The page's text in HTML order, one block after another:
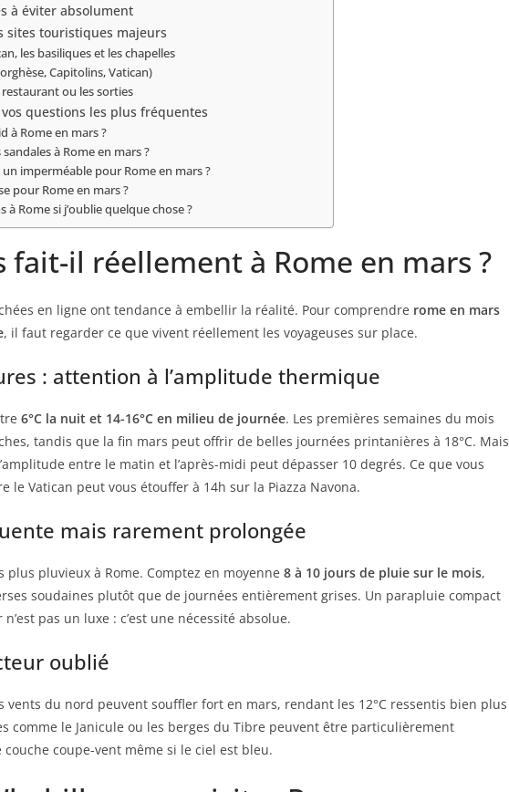
à éviter absolument
sites touristiques majeurs
les basiliques et les chapelles
Capitolins, Vatican)
ou les sorties
vos questions les plus fréquentes
à Rome en mars ?
à Rome en mars ?
imperméable pour Rome en mars ?
pour Rome en mars ?
à Rome si j’oublie quelque chose ?
fait-il réellement à Rome en mars ?
en ligne ont tendance à embellir la réalité. Pour comprendre rome en mars
, il faut regarder ce que vivent réellement les voyageuses sur place.
: attention à l’amplitude thermique
6°C la nuit et 14-16°C en milieu de journée. Les premières semaines du mois
tandis que la fin mars peut offrir de belles journées printanières à 18°C. Mais
entre le matin et l’après-midi peut dépasser 10 degrés. Ce que vous
le Vatican peut vous étouffer à 14h sur la Piazza Navona.
mais rarement prolongée
plus pluvieux à Rome. Comptez en moyenne 8 à 10 jours de pluie sur le mois,
soudaines plutôt que de journées entièrement grises. Un parapluie compact
pas un luxe : c’est une nécessité absolue.
oublié
vents du nord peuvent souffler fort en mars, rendant les 12°C ressentis bien plus
comme le Janicule ou les berges du Tibre peuvent être particulièrement
couche coupe-vent même si le ciel est bleu.